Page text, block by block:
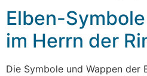
Elben-
im Herrn der
Die Symbole und Wappen der